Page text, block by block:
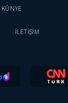
KÜNYE
İLETİŞİM